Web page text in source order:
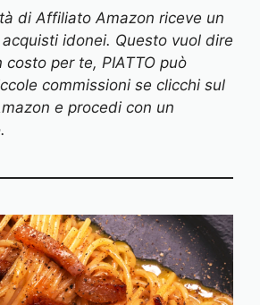
di Affiliato Amazon riceve un
idonei. Questo vuol dire
costo per te, PIATTO può
commissioni se clicchi sul
e procedi con un